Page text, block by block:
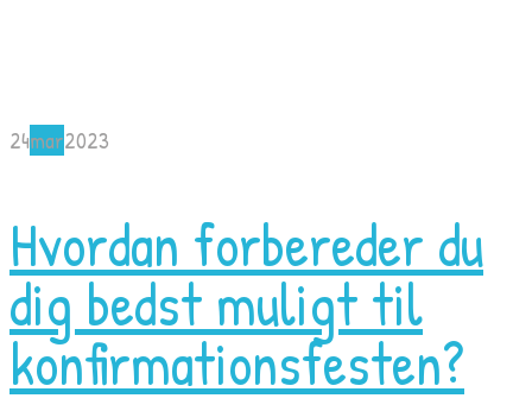
24mar2023
Hvordan forbereder du
dig bedst muligt til
konfirmationsfesten?